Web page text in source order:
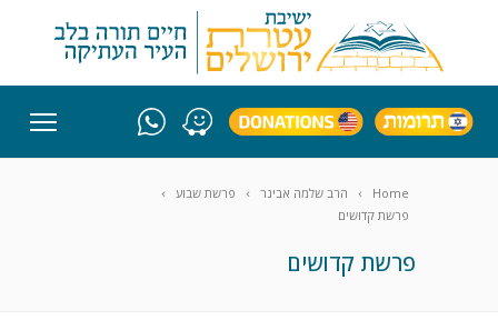
Home הרב שלמה אבינר
פרשת שבוע
פרשת קדושים
פרשת קדושים